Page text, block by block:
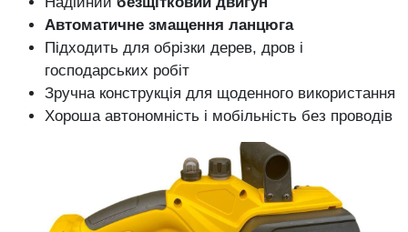
Автоматичне змащення ланцюга
Підходить для обрізки дерев, дров і
господарських робіт
Зручна конструкція для щоденного використання
Хороша автономність і мобільність без проводів